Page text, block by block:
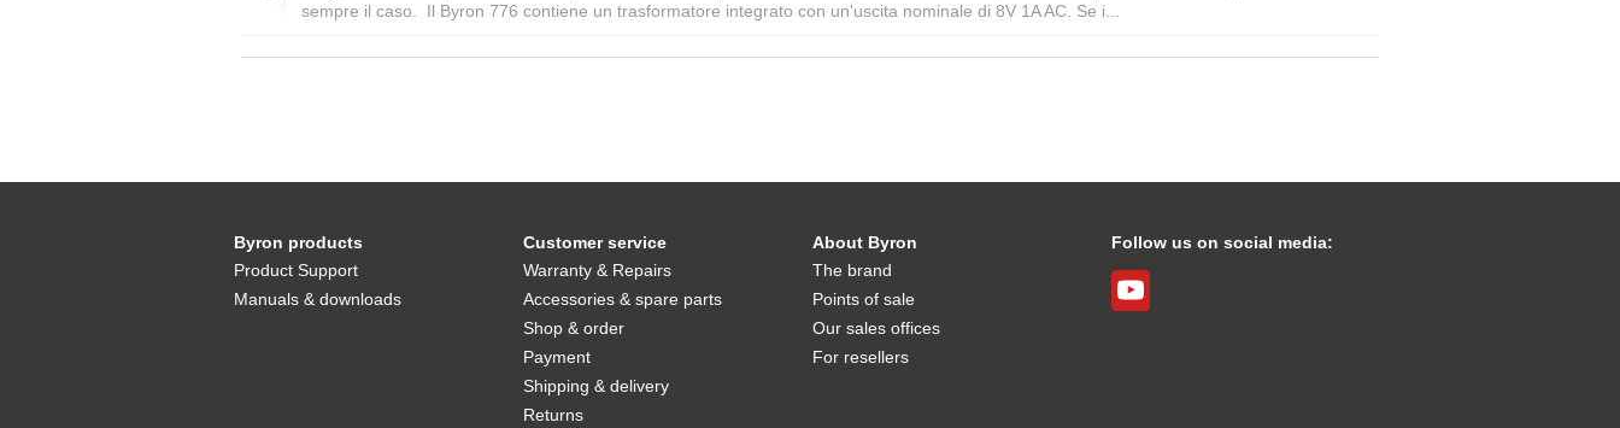
sempre il caso. Il Byron 776 contiene un trasformatore integrato con un'uscita nominale di 8V 1A AC. Se i...
Byron products
Product Support
Manuals & downloads
Customer service
Warranty & Repairs
Accessories & spare parts
Shop & order
Payment
Shipping & delivery
Returns
About Byron
The brand
Points of sale
Our sales offices
For resellers
Follow us on social media: